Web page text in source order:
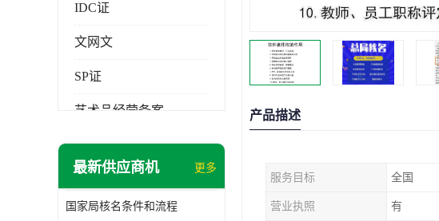
IDC证
文网文
SP证
艺术品经营备案
最新供应商机 更多
国家局核名条件和流程
产品描述
服务目标 全国
营业执照 有